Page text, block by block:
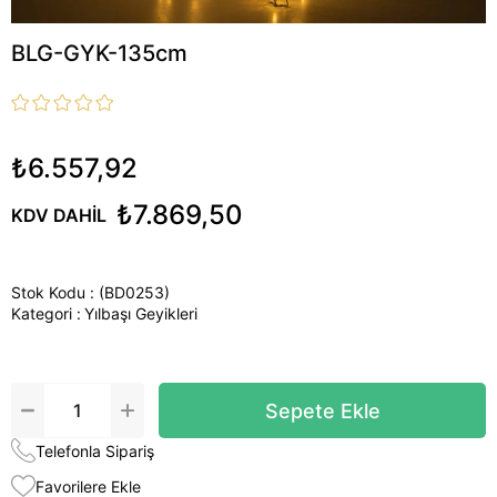
BLG-GYK-135cm
₺6.557,92
KDV DAHIL ₺7.869,50
Stok Kodu
(BD0253)
Kategori : Yılbaşı Geyikleri
Telefonla Sipariş
Favorilere Ekle